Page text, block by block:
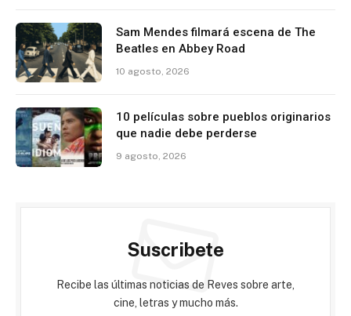
Sam Mendes filmará escena de The
Beatles en Abbey Road
10 agosto, 2026
10 películas sobre pueblos originarios
que nadie debe perderse
9 agosto, 2026
Suscribete
Recibe las últimas noticias de Reves sobre arte,
cine, letras y mucho más.